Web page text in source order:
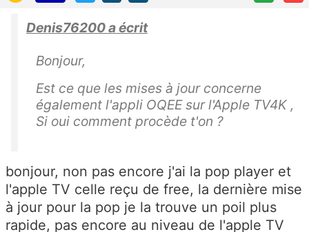
Denis76200 a écrit
Bonjour,
Est ce que les mises à jour concerne
également l'appli OQEE sur l'Apple TV4K ,
Si oui comment procède t'on ?
bonjour, non pas encore j'ai la pop player et
l'apple TV celle reçu de free, la dernière mise
à jour pour la pop je la trouve un poil plus
rapide, pas encore au niveau de l'apple TV